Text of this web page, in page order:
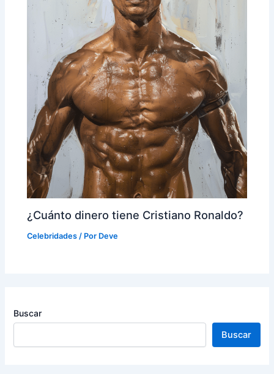
¿Cuánto dinero tiene Cristiano Ronaldo?
Celebridades / Por Deve
Buscar
Buscar